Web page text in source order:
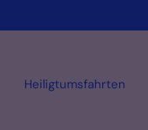
Heiligtumsfahrten